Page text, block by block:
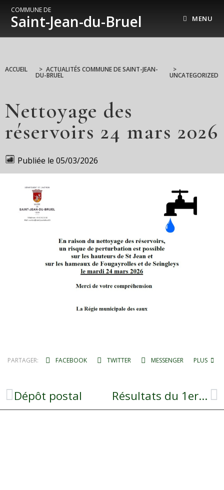
COMMUNE DE
Saint-Jean-du-Bruel MENU
ACCUEIL > ACTUALITÉS COMMUNE DE SAINT-JEAN-
DU-BRUEL
>
UNCATEGORIZED
Nettoyage des
réservoirs 24 mars 2026
Publiée le 05/03/2026
PARTAGER: FACEBOOK TWITTER MESSENGER PLUS
Dépôt postal Résultats du 1er tour des élections municipales